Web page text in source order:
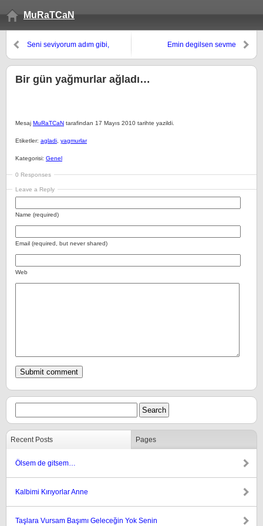
MuRaTCaN
Seni seviyorum adım gibi,
Emin degilsen sevme
Bir gün yağmurlar ağladı…
Mesaj MuRaTCaN tarafindan 17 Mayıs 2010 tarihte yazildi.
Etiketler: agladi yagmurlar
Kategorisi: Genel
0 Responses
Leave a Reply
Name (required)
Email (required, but never shared)
Web
Recent Posts Pages
Ölsem de gitsem…
Kalbimi Kırıyorlar Anne
Taşlara Vursam Başımı Geleceğin Yok Senin